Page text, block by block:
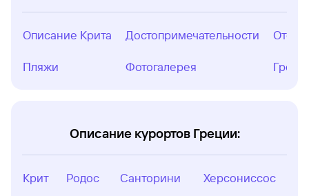
Описание Крита Достопримечательности Отели
Пляжи Фотогалерея
Описание курортов Греции:
Крит Родос Санторини Херсониссос